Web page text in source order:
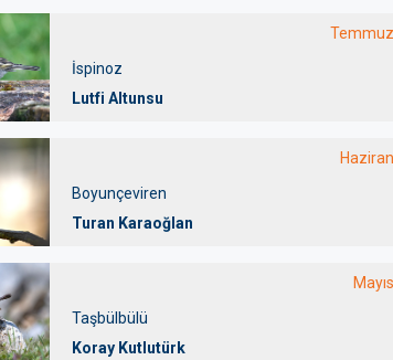
İspinoz
Lutfi Altunsu
Boyunçeviren
Turan Karaoğlan
Taşbülbülü
Koray Kutlutürk